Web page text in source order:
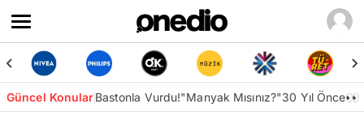
Güncel KonularBastonla Vurdu!"Manyak Mısınız?"30 Yıl Önce👀